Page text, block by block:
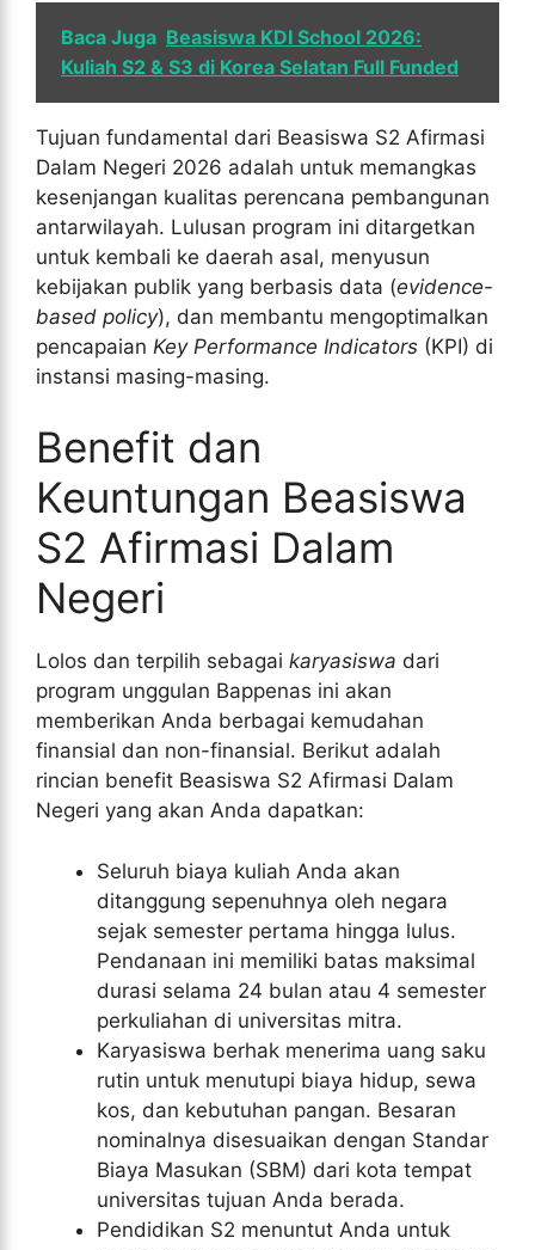
Baca Juga Beasiswa KDI School 2026:
Kuliah S2 & S3 di Korea Selatan Full Funded
Tujuan fundamental dari Beasiswa S2 Afirmasi
Dalam Negeri 2026 adalah untuk memangkas
kesenjangan kualitas perencana pembangunan
antarwilayah. Lulusan program ini ditargetkan
untuk kembali ke daerah asal, menyusun
kebijakan publik yang berbasis data (evidence-
based policy), dan membantu mengoptimalkan
pencapaian Key Performance Indicators (KPI) di
instansi masing-masing.
Benefit dan
Keuntungan Beasiswa
S2 Afirmasi Dalam
Negeri
Lolos dan terpilih sebagai karyasiswa dari
program unggulan Bappenas ini akan
memberikan Anda berbagai kemudahan
finansial dan non-finansial. Berikut adalah
rincian benefit Beasiswa S2 Afirmasi Dalam
Negeri yang akan Anda dapatkan:
Seluruh biaya kuliah Anda akan
ditanggung sepenuhnya oleh negara
sejak semester pertama hingga lulus.
Pendanaan ini memiliki batas maksimal
durasi selama 24 bulan atau 4 semester
perkuliahan di universitas mitra.
Karyasiswa berhak menerima uang saku
rutin untuk menutupi biaya hidup, sewa
kos, dan kebutuhan pangan. Besaran
nominalnya disesuaikan dengan Standar
Biaya Masukan (SBM) dari kota tempat
universitas tujuan Anda berada.
Pendidikan S2 menuntut Anda untuk